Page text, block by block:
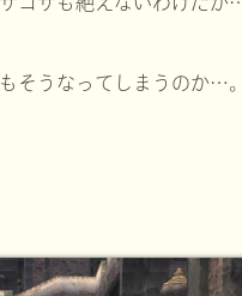
そうなってしまうのか…。